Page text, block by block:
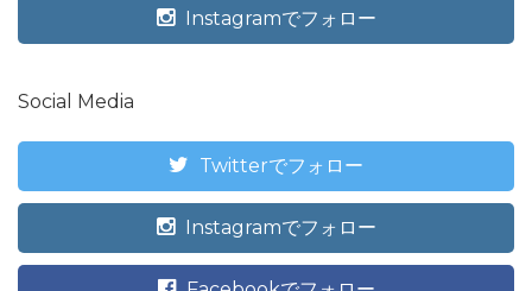
Instagramでフォロー
Social Media
Twitterでフォロー
Instagramでフォロー